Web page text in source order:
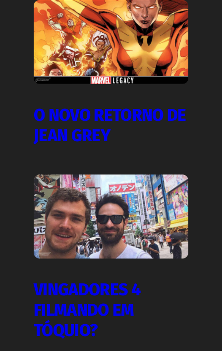
O NOVO RETORNO DE
JEAN GREY
VINGADORES 4
FILMANDO EM
TÓQUIO?